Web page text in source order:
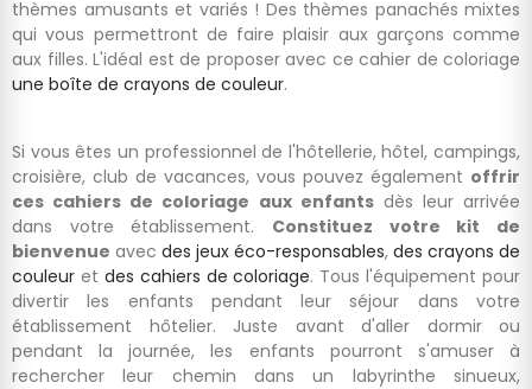
thèmes amusants et variés ! Des thèmes panachés mixtes
qui vous permettront de faire plaisir aux garçons comme
aux filles. L'idéal est de proposer avec ce cahier de coloriage
une boîte de crayons de couleur.
Si vous êtes un professionnel de l'hôtellerie, hôtel, campings,
croisière, club de vacances, vous pouvez également offrir
ces cahiers de coloriage aux enfantsdès leur arrivée
dans votre établissement. Constituez votre kit de
bienvenue avec des jeux éco-responsables, des crayons de
couleur et des cahiers de coloriage. Tous l'équipement pour
divertir les enfants pendant leur séjour dans votre
établissement hôtelier. Juste avant d'aller dormir ou
pendant la journée, les enfants pourront s'amuser à
rechercher leur chemin dans un labyrinthe sinueux,